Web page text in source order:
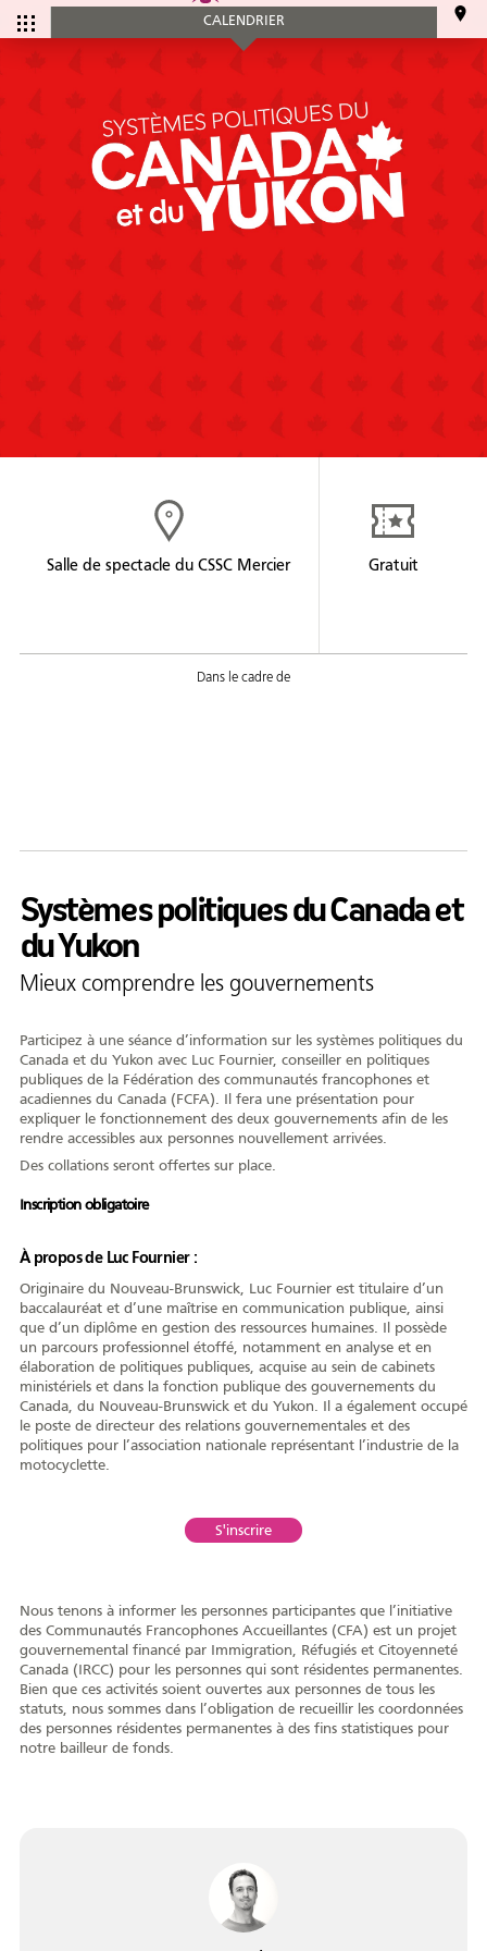
CALENDRIER
CALENDRIER
Tous les
événements
Ce mois-ci
SERVICES
Accueil et aide à l'établissement
Aide à l’emploi
Formation
Entrepreneuriat
Location d'équipement
Tourisme
AFY
Devenir membre
Équipe CA À propos Carrière
Nouvelles Communiqués
COMMUNAUTÉ
Centre de la
francophonie
Médias
Salle de spectacle du CSSC Mercier Gratuit
Systèmes politiques du Canada et
du Yukon
Mieux comprendre les gouvernements
Participez à une séance d’information sur les systèmes politiques du
Canada et du Yukon avec Luc Fournier, conseiller en politiques
publiques de la Fédération des communautés francophones et
acadiennes du Canada (FCFA). Il fera une présentation pour
expliquer le fonctionnement des deux gouvernements afin de les
rendre accessibles aux personnes nouvellement arrivées.
Des collations seront offertes sur place.
Inscription obligatoire
À propos de Luc Fournier :
Originaire du Nouveau-Brunswick, Luc Fournier est titulaire d’un
baccalauréat et d’une maîtrise en communication publique, ainsi
que d’un diplôme en gestion des ressources humaines. Il possède
un parcours professionnel étoffé, notamment en analyse et en
élaboration de politiques publiques, acquise au sein de cabinets
ministériels et dans la fonction publique des gouvernements du
Canada, du Nouveau-Brunswick et du Yukon. Il a également occupé
le poste de directeur des relations gouvernementales et des
politiques pour l’association nationale représentant l’industrie de la
motocyclette.
S'inscrire
Nous tenons à informer les personnes participantes que l’initiative
des Communautés Francophones Accueillantes (CFA) est un projet
gouvernemental financé par Immigration, Réfugiés et Citoyenneté
Canada (IRCC) pour les personnes qui sont résidentes permanentes.
Bien que ces activités soient ouvertes aux personnes de tous les
statuts, nous sommes dans l’obligation de recueillir les coordonnées
des personnes résidentes permanentes à des fins statistiques pour
notre bailleur de fonds.